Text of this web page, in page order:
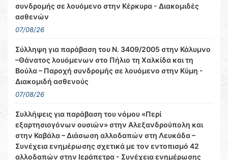
συνδρομής σε λουόμενο στην Κέρκυρα - Διακομιδές
ασθενών
07/08/26
Σύλληψη για παράβαση του Ν. 3409/2005 στην Κάλυμνο
–Θάνατος λουόμενων στο Πήλιο τη Χαλκίδα και τη
Βούλα – Παροχή συνδρομής σε λουόμενο στην Κύμη -
Διακομιδή ασθενούς
07/08/26
Συλλήψεις για παράβαση του νόμου «Περί
εξαρτησιογόνων ουσιών» στην Αλεξανδρούπολη και
στην Καβάλα – Διάσωση αλλοδαπών στη Λευκάδα –
Συνέχεια ενημέρωσης σχετικά με τον εντοπισμό 42
αλλοδαπών στην Ιεράπετρα - Συνέχεια ενημέρωσης